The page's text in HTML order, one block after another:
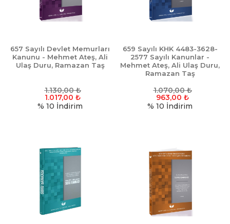
657 Sayılı Devlet Memurları
Kanunu - Mehmet Ateş, Ali
Ulaş Duru, Ramazan Taş
1.130,00₺
1.017,00 ₺
% 10 İndirim
659 Sayılı KHK 4483-3628-
2577 Sayılı Kanunlar -
Mehmet Ateş, Ali Ulaş Duru,
Ramazan Taş
1.070,00₺
963,00 ₺
% 10 İndirim